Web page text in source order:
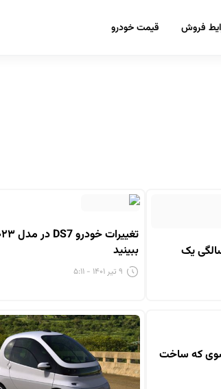
فروش قیمت خودرو
دیامانت، یادبود ۵۰ سالگی یک
ببینید
۹ تیر ۱۴۰۱ - ۵:۱۱
که ساخت